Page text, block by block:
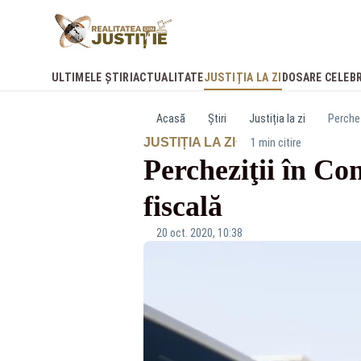
ULTIMELE ȘTIRI ACTUALITATEJUSTIȚIA LA ZI DOSARE
Acasă Știri Justiția la zi
JUSTIȚIA LA ZI · 1 min citire
Percheziţii în
fiscală
20 oct. 2020, 10:38